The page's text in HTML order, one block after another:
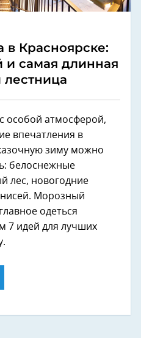
в Красноярске:
самая длинная
лестница
особой атмосферой,
впечатления в
зиму можно
белоснежные
лес, новогодние
Морозный
одеться
7 идей для лучших